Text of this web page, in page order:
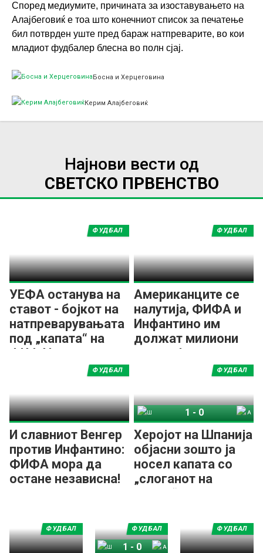
Според медиумите, причината за изоставувањето на
Алајбеговиќ е тоа што конечниот список за печатење
бил потврден уште пред бараж натпреварите, во кои
младиот фудбалер блесна во полн сјај.
Босна и Херцеговина
Керим Алајбеговиќ
Најнови вести од
СВЕТСКО ПРВЕНСТВО
УЕФА останува на
ставот - бојкот на
натпреварувањата
под „капата“ на
ФИФА!
ФУДБАЛ
Американците се
налутија, ФИФА и
Инфантино им
должат милиони
долари!
ФУДБАЛ
И славниот Венгер
против Инфантино:
ФИФА мора да
остане независна!
ФУДБАЛ
Херојот на Шпанија
објасни зошто ја
носел капата со
„слоганот на
Трамп“
ФУДБАЛ
1-0
ФУДБАЛ ФУДБАЛ
1 - 0
ФУДБАЛ